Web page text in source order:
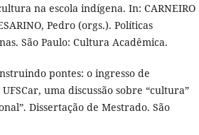
na escola indígena. In: CARNEIRO
Pedro (orgs.). Políticas
São Paulo: Cultura Acadêmica.
pontes: o ingresso de
uma discussão sobre “cultura”
Dissertação de Mestrado. São